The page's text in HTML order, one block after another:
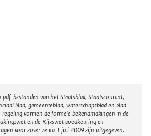
pdf-bestanden van het Staatsblad, Staatscourant,
blad, gemeenteblad, waterschapsblad en blad
regeling vormen de formele bekendmakingen in de
en de Rijkswet goedkeuring en
voor zover ze na 1 juli 2009 zijn uitgegeven.